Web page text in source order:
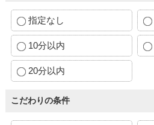
指定なし
10分以内
20分以内
こだわりの条件